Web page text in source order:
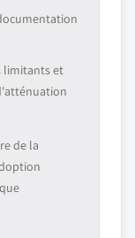
limitants et
de la